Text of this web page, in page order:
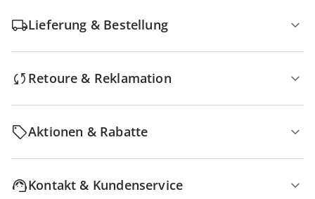
Lieferung & Bestellung
Retoure & Reklamation
Aktionen & Rabatte
Kontakt & Kundenservice